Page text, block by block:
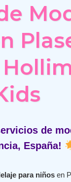
de
España!
para niñosen